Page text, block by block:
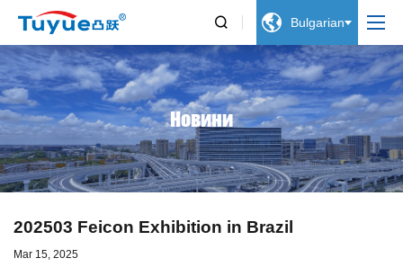
  Bulgarian
Новини
202503 Feicon Exhibition in Brazil
Mar 15, 2025